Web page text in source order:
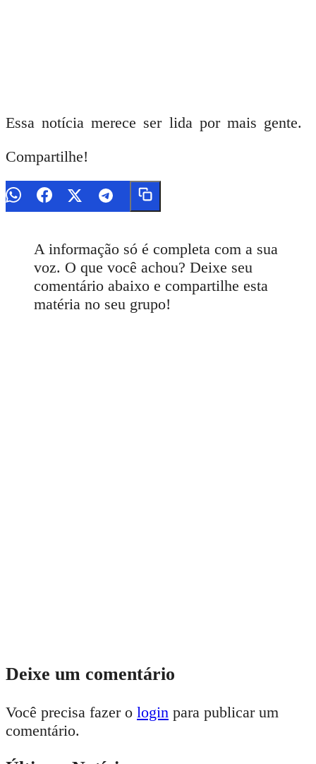
Essa notícia merece ser lida por mais gente.
Compartilhe!
A informação só é completa com a sua
voz. O que você achou? Deixe seu
comentário abaixo e compartilhe esta
matéria no seu grupo!
Deixe um comentário
Você precisa fazer o login para publicar um
comentário.